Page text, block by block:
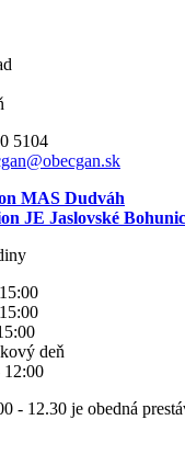
5104
MAS Dudváh
JE Jaslovské
deň
- 12.30 je obedná